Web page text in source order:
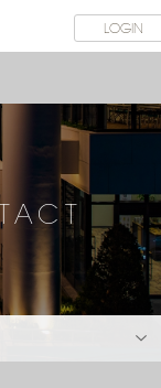
LOGIN
GUIDE